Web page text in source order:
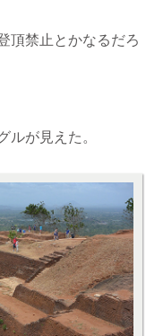
頂禁止とかなるだろ
ルが見えた。